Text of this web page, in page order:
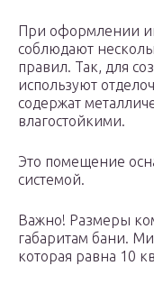
При оформлении
соблюдают
правил. Так, для
используют
содержат
влагостойкими.
Это помещение
системой.
Важно! Размеры
габаритам бани.
которая равна 10 кв